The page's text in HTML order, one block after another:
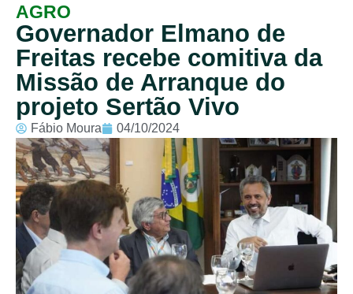
AGRO
Governador Elmano de
Freitas recebe comitiva da
Missão de Arranque do
projeto Sertão Vivo
Fábio Moura 04/10/2024